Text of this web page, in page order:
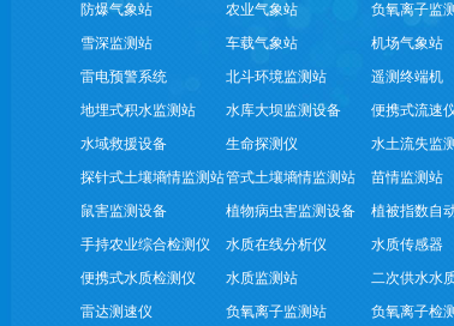
防爆气象站 农业气象站 负氧离子监
雪深监测站
车载气象站 机场气象站
雷电预警系统
北斗环境监测站 遥测终端机
地埋式积水监测站
水库大坝监测设备 便携式流速
水域救援设备
生命探测仪 水土流失监
探针式土壤墒情监测站管式土壤墒情监测站 苗情监测站
鼠害监测设备
植物病虫害监测设备 植被指数自
手持农业综合检测仪
水质在线分析仪 水质传感器
便携式水质检测仪
水质监测站 二次供水水
雷达测速仪
负氧离子监测站 负氧离子检